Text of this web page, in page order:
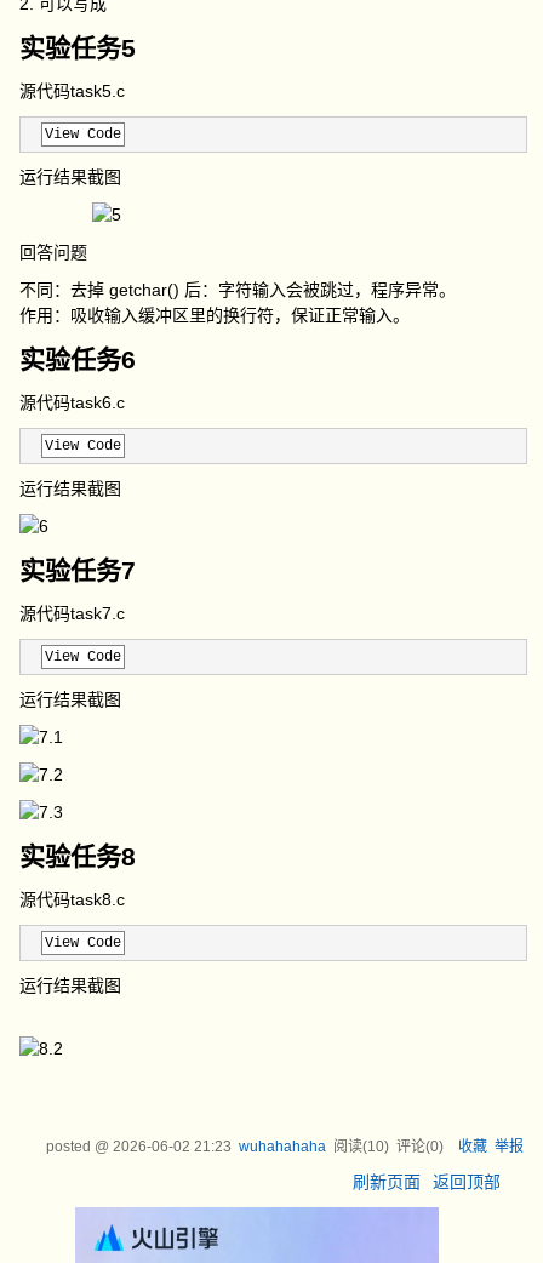
实验任务5
源代码task5.c
View Code
运行结果截图
回答问题
不同：去掉 getchar() 后：字符输入会被跳过，程序异常。
作用：吸收输入缓冲区里的换行符，保证正常输入。
实验任务6
源代码task6.c
View Code
运行结果截图
实验任务7
源代码task7.c
View Code
运行结果截图
实验任务8
源代码task8.c
View Code
运行结果截图
posted @ 2026-06-02 21:23 wuhahahaha阅读(10) 评论(0) 收藏 举报
刷新页面 返回顶部